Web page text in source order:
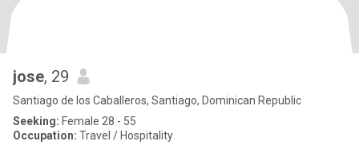
jose, 29
Santiago de los Caballeros, Santiago, Dominican Republic
Seeking: Female 28 - 55
Occupation: Travel / Hospitality